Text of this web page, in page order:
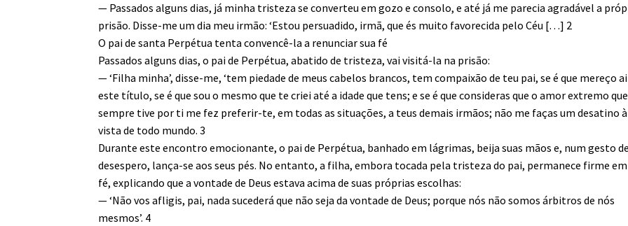
— Passados alguns dias, já minha tristeza se converteu em gozo e consolo, e até já me parecia agradável a
prisão. Disse-me um dia meu irmão: ‘Estou persuadido, irmã, que és muito favorecida pelo Céu […] 2
O pai de santa Perpétua tenta convencê-la a renunciar sua fé
Passados alguns dias, o pai de Perpétua, abatido de tristeza, vai visitá-la na prisão:
— ‘Filha minha’, disse-me, ‘tem piedade de meus cabelos brancos, tem compaixão de teu pai, se é que mereço
este título, se é que sou o mesmo que te criei até a idade que tens; e se é que consideras que o amor extremo que
sempre tive por ti me fez preferir-te, em todas as situações, a teus demais irmãos; não me faças um desatino à
vista de todo mundo. 3
Durante este encontro emocionante, o pai de Perpétua, banhado em lágrimas, beija suas mãos e, num gesto de
desespero, lança-se aos seus pés. No entanto, a filha, embora tocada pela tristeza do pai, permanece firme em
fé, explicando que a vontade de Deus estava acima de suas próprias escolhas:
— ‘Não vos afligis, pai, nada sucederá que não seja da vontade de Deus; porque nós não somos árbitros de nós
mesmos’. 4